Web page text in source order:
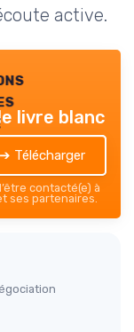
active.
livre blanc
➔ Télécharger
contacté(e) à
ses partenaires.